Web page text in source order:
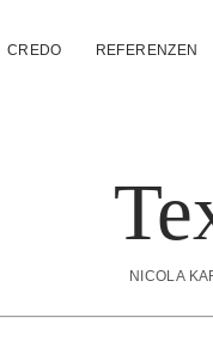
CREDO REFERENZEN
NICOLA